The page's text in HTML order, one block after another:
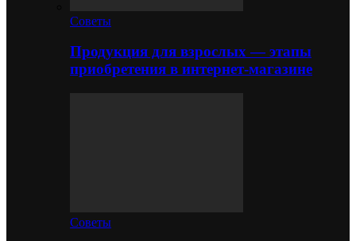
Советы
Продукция для взрослых — этапы
приобретения в интернет-магазине
Советы